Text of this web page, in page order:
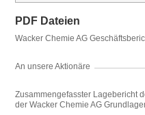
PDF Dateien
Wacker Chemie AG
An unsere Aktionäre
Zusammengefasster Lagebericht
der Wacker Chemie AG